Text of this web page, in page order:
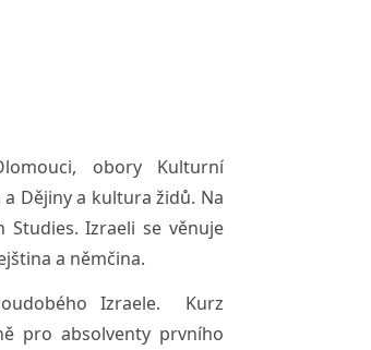
obory Kulturní
Dějiny a kultura židů. Na
Studies. Izraeli se věnuje
a němčina.
Izraele.
Kurz
pro absolventy prvního